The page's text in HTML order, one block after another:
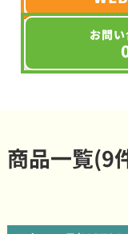
お問い
商品一覧(9